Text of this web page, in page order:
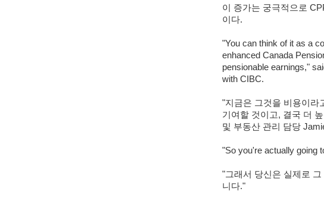
이 증가는 궁극적으로
이다.
"You can think of it as a
enhanced Canada
pensionable earnings,"
with CIBC.
"지금은 그것을 비용이라
기여할 것이고, 결국 더
및 부동산 관리 담당
"So you're actually going
"그래서 당신은 실제로
니다."